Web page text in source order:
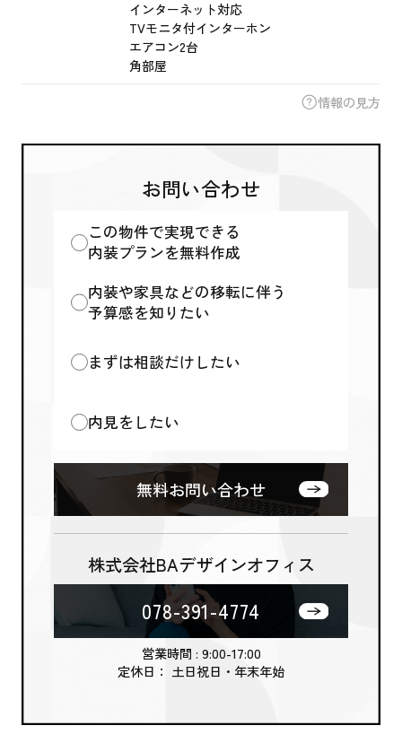
インターネット対応
TVモニタ付インターホン
エアコン2台
角部屋
情報の見方
お問い合わせ
この物件で実現できる
内装プランを無料作成
内装や家具などの移転に伴う
予算感を知りたい
まずは相談だけしたい
内見をしたい
無料お問い合わせ
株式会社BAデザインオフィス
078-391-4774
営業時間 : 9:00-17:00
定休日： 土日祝日・年末年始